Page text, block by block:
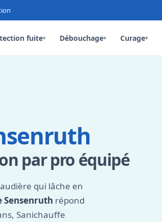
fuite▾ Débouchage▾ Curage▾
par pro équipé
qui lâche en
Sensenruth répond
Sanichauffe